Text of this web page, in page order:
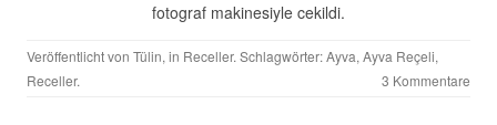
fotograf makinesiyle cekildi.
Veröffentlicht von Tülin, in Receller. Schlagwörter:Ayva, Ayva Reçeli,
Receller. 3 Kommentare